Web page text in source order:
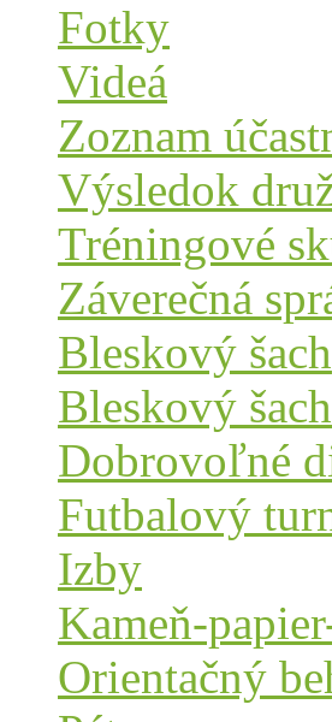
Fotky
Videá
Zoznam
Výsledok
Tréningové
Záverečná
Bleskový šach
Bleskový
Dobrovoľné
Futbalový
Izby
Kameň-
Orientačný